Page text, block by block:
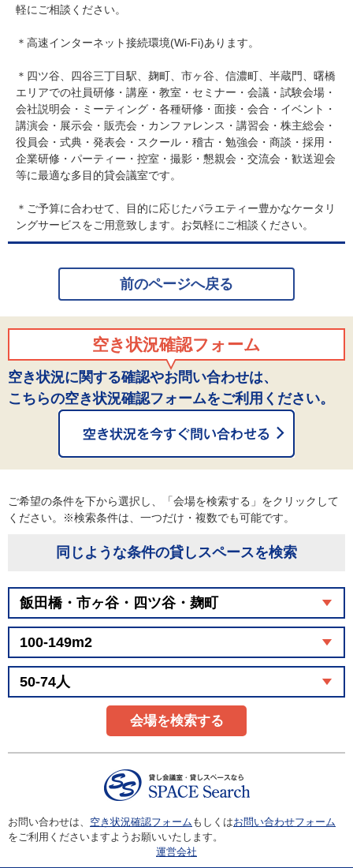
軽にご相談ください。
＊高速インターネット接続環境(Wi-Fi)あります。
＊四ツ谷、四谷三丁目駅、麹町、市ヶ谷、信濃町、半蔵門、曙橋
エリアでの社員研修・講座・教室・セミナー・会議・試験会場・
会社説明会・ミーティング・各種研修・面接・会合・イベント・
講演会・展示会・販売会・カンファレンス・講習会・株主総会・
役員会・式典・発表会・スクール・稽古・勉強会・商談・採用・
企業研修・パーティー・控室・撮影・懇親会・交流会・歓送迎会
等に最適な多目的貸会議室です。
＊ご予算に合わせて、目的に応じたバラエティー豊かなケータリ
ングサービスをご用意致します。お気軽にご相談ください。
前のページへ戻る
空き状況確認フォーム
空き状況に関する確認やお問い合わせは、
こちらの空き状況確認フォームをご利用ください。
ご希望の条件を下から選択し、「会場を検索する」をクリックして
ください。※検索条件は、一つだけ・複数でも可能です。
同じような条件の貸しスペースを検索
会場を検索する
お問い合わせは、 空き状況確認フォーム もしくはお問い合わせフォーム
をご利用くださいますようお願いいたします。
運営会社